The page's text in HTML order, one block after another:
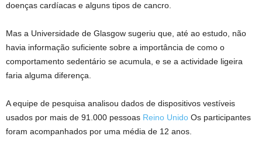
doenças cardíacas e alguns tipos de cancro.
Mas a Universidade de Glasgow sugeriu que, até ao estudo, não
havia informação suficiente sobre a importância de como o
comportamento sedentário se acumula, e se a actividade ligeira
faria alguma diferença.
A equipe de pesquisa analisou dados de dispositivos vestíveis
usados ​​por mais de 91.000 pessoas Reino Unido Os participantes
foram acompanhados por uma média de 12 anos.